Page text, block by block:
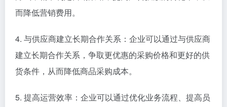
而降低营销费用。
4. 与供应商建立长期合作关系：企业可以通过与供应商
建立长期合作关系，争取更优惠的采购价格和更好的供
货条件，从而降低商品采购成本。
5. 提高运营效率：企业可以通过优化业务流程、提高员